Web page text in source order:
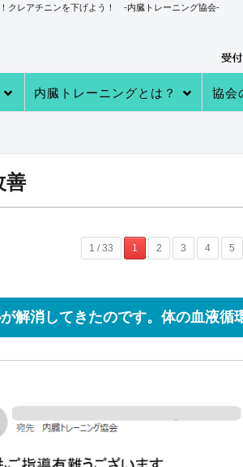
クレアチニンを下げよう！ -内臓トレーニング協会-
内臓トレーニングとは？ 協会
善
1 / 33 1 2 3 4 5
解消してきたのです。体の血液循